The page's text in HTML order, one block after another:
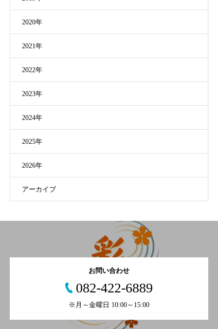
2020年
2021年
2022年
2023年
2024年
2025年
2026年
アーカイブ
お問い合わせ
082-422-6889
※月～金曜日 10:00～15:00